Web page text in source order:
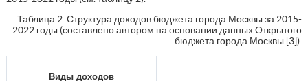
Таблица 2. Структура доходов бюджета города Москвы за 2015-
2022 годы (составлено автором на основании данных Открытого
бюджета города Москвы [3]).
Виды доходов